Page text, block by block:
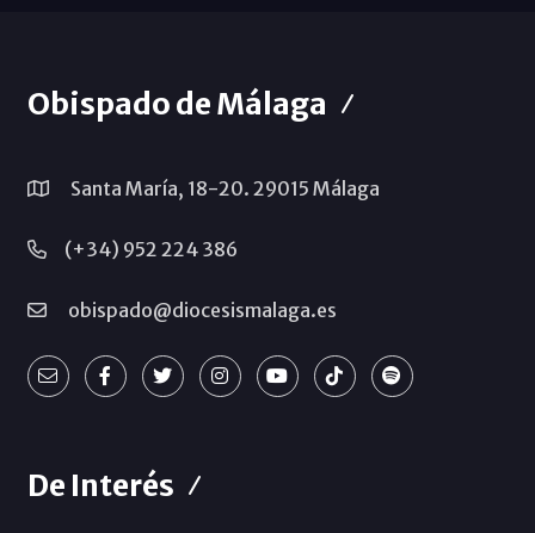
Obispado de Málaga
Santa María, 18-20. 29015 Málaga
(+34) 952 224 386
obispado@diocesismalaga.es
De Interés